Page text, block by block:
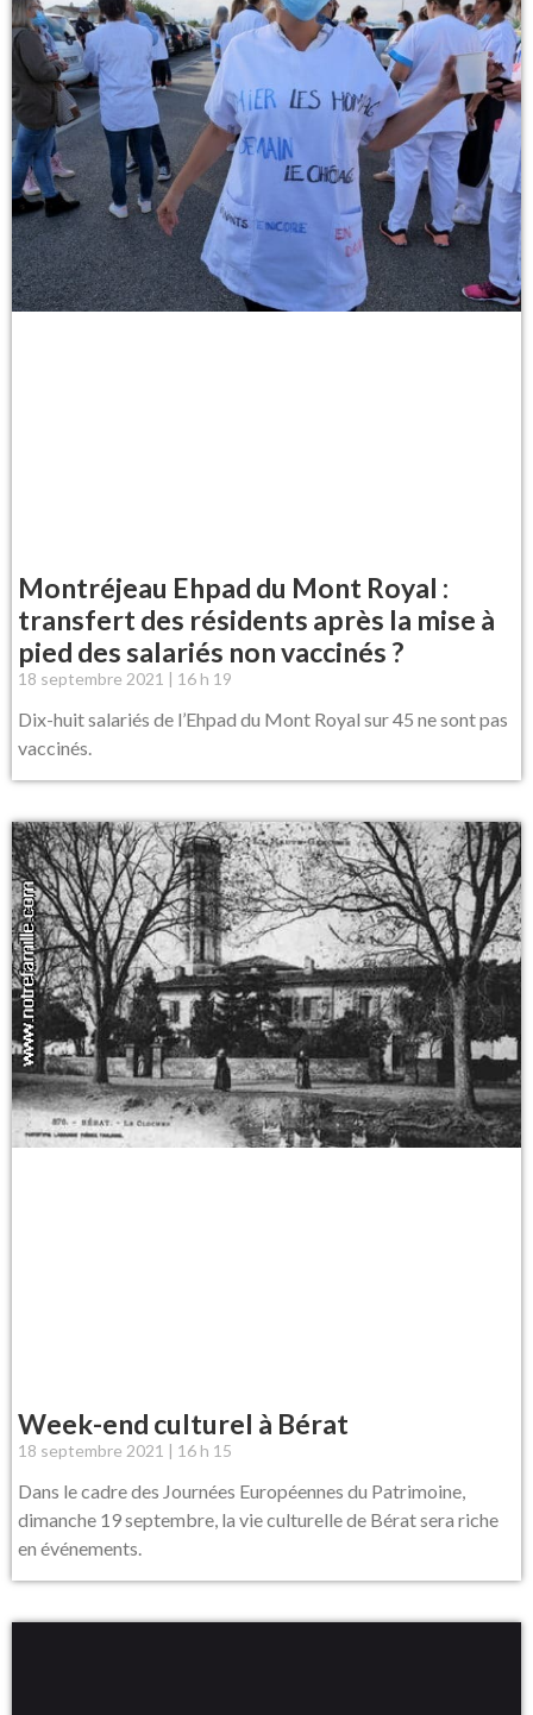
Montréjeau Ehpad du Mont Royal :
transfert des résidents après la mise à
pied des salariés non vaccinés ?
18 septembre 2021 16 h 19
Dix-huit salariés de l’Ehpad du Mont Royal sur 45 ne sont pas
vaccinés.
Week-end culturel à Bérat
18 septembre 2021 16 h 15
Dans le cadre des Journées Européennes du Patrimoine,
dimanche 19 septembre, la vie culturelle de Bérat sera riche
en événements.